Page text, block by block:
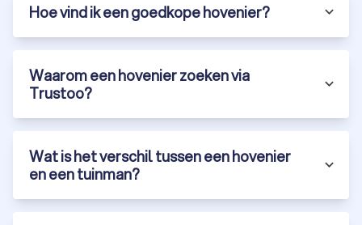
Ontdek de beste hoveniers in Eemnes via
Trustoo
Bij Trustoo hebben we een selectie gemaakt van de meest
ervaren en betrouwbare hoveniers in Eemnes. Onze top 10 is
gebaseerd op klantbeoordelingen, ervaring en
certificeringen. Via ons platform vraag je gratis offertes aan
van hoveniers in Eemnes.
Klantbeoordelingen:
Diversiteit:vind een tuinbedrijf die gespecialiseerd is in
Hoe vind ik een goedkope hovenier?
Waarom een hovenier zoeken via
Trustoo?
Wat is het verschil tussen een hovenier
en een tuinman?